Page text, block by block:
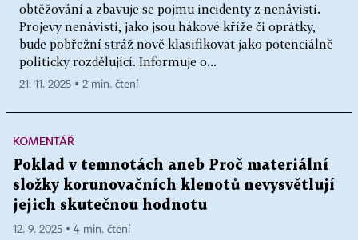
obtěžování a zbavuje se pojmu incidenty z nenávisti.
Projevy nenávisti, jako jsou hákové kříže či oprátky,
bude pobřežní stráž nově klasifikovat jako potenciálně
politicky rozdělující. Informuje o...
21. 11. 2025 ▪ 2 min. čtení
KOMENTÁŘ
Poklad v temnotách aneb Proč materiální
složky korunovačních klenotů nevysvětlují
jejich skutečnou hodnotu
12. 9. 2025 ▪ 4 min. čtení